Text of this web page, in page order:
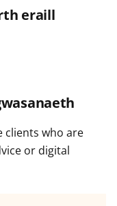
eraill
clients who are
or digital